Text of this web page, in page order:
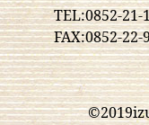
TEL:0852-21-
FAX:0852-22-